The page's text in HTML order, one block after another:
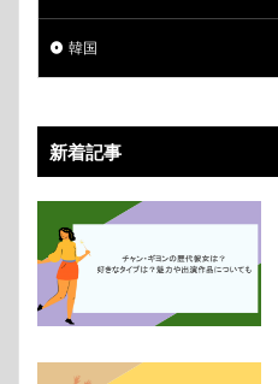
韓国
新着記事